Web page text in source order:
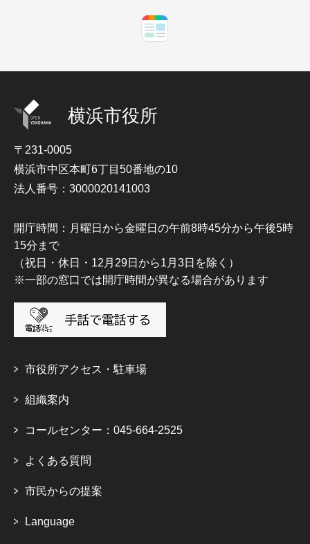
横浜市役所
〒231-0005
横浜市中区本町6丁目50番地の10
法人番号：3000020141003
開庁時間：月曜日から金曜日の午前8時45分から午後5時
15分まで
（祝日・休日・12月29日から1月3日を除く）
※一部の窓口では開庁時間が異なる場合があります
市役所アクセス・駐車場
組織案内
コールセンター：045-664-2525
よくある質問
市民からの提案
Language